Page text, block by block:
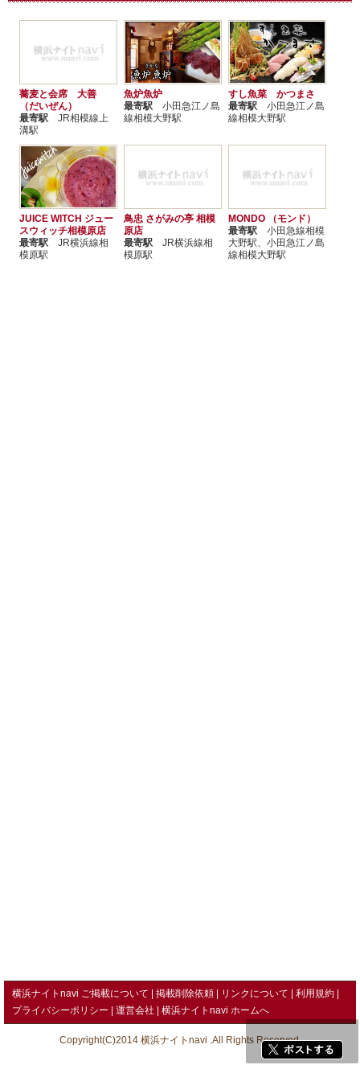
蕎麦と会席 大善
（だいぜん）
最寄駅 JR相模線上
溝駅
魚炉魚炉
最寄駅 小田急江ノ島
線相模大野駅
すし魚菜 かつまさ
最寄駅 小田急江ノ島
線相模大野駅
JUICE WITCH ジュー
スウィッチ相模原店
最寄駅 JR横浜線相
模原駅
鳥忠 さがみの亭 相模
原店
最寄駅 JR横浜線相
模原駅
MONDO （モンド）
最寄駅 小田急線相模
大野駅、小田急江ノ島
線相模大野駅
横浜ナイトnavi ご掲載について 掲載削除依頼 リンクについて
利用規約
プライバシーポリシー
運営会社 横浜ナイトnavi ホームへ
Copyright(C)2014 横浜ナイトnavi .All Rights Reserved.